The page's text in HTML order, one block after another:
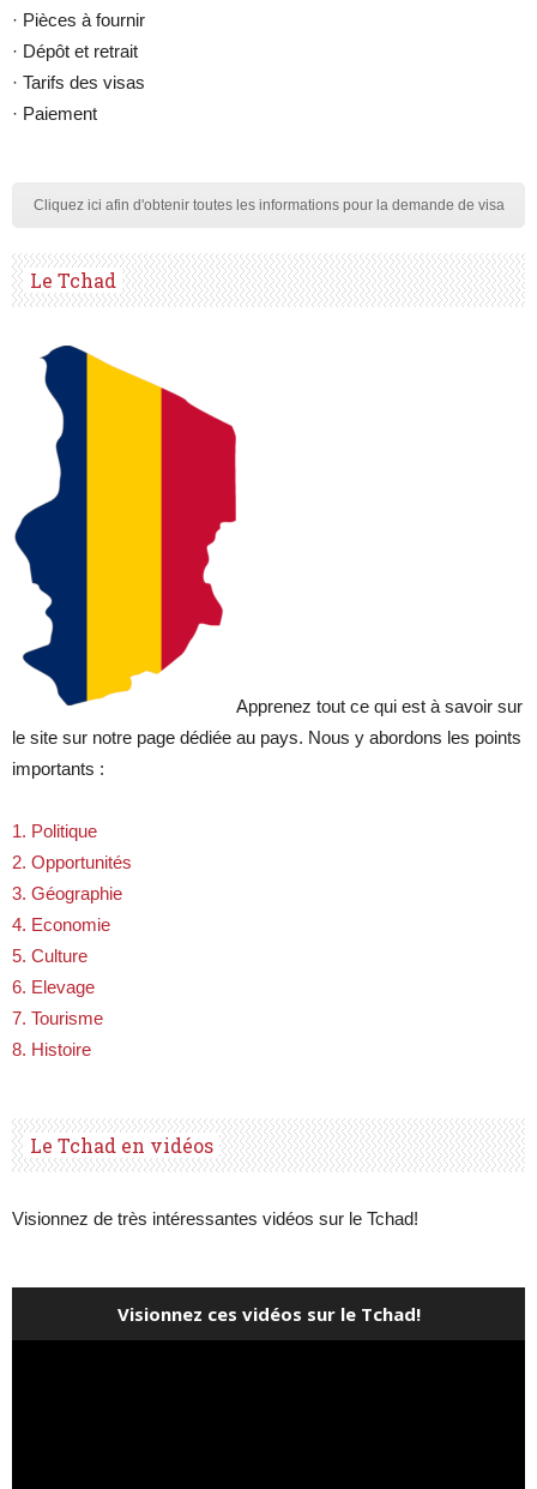
· Pièces à fournir
· Dépôt et retrait
· Tarifs des visas
· Paiement
Cliquez ici afin d'obtenir toutes les informations pour la demande de visa
Le Tchad
Apprenez tout ce qui est à savoir sur
le site sur notre page dédiée au pays. Nous y abordons les points
importants :
1. Politique
2. Opportunités
3. Géographie
4. Economie
5. Culture
6. Elevage
7. Tourisme
8. Histoire
Le Tchad en vidéos
Visionnez de très intéressantes vidéos sur le Tchad!
Visionnez ces vidéos sur le Tchad!